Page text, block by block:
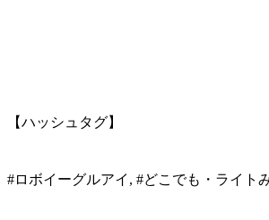
【ハッシュタグ】
#ロボイーグルアイ, #どこでも・ライト